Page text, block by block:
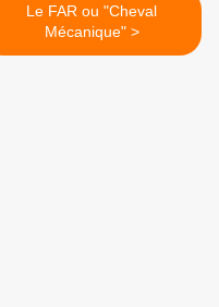
Le FAR ou "Cheval
Mécanique" >